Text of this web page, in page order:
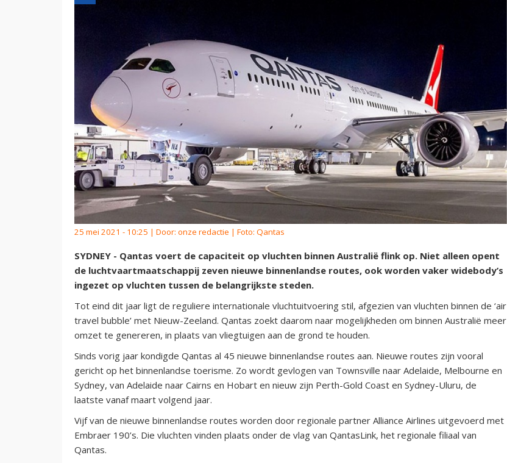
25 mei 2021 - 10:25 | Door: onze redactie | Foto: Qantas
SYDNEY - Qantas voert de capaciteit op vluchten binnen Australië flink op. Niet alleen opent
de luchtvaartmaatschappij zeven nieuwe binnenlandse routes, ook worden vaker widebody’s
ingezet op vluchten tussen de belangrijkste steden.
Tot eind dit jaar ligt de reguliere internationale vluchtuitvoering stil, afgezien van vluchten binnen de ‘air
travel bubble’ met Nieuw-Zeeland. Qantas zoekt daarom naar mogelijkheden om binnen Australië meer
omzet te genereren, in plaats van vliegtuigen aan de grond te houden.
Sinds vorig jaar kondigde Qantas al 45 nieuwe binnenlandse routes aan. Nieuwe routes zijn vooral
gericht op het binnenlandse toerisme. Zo wordt gevlogen van Townsville naar Adelaide, Melbourne en
Sydney, van Adelaide naar Cairns en Hobart en nieuw zijn Perth-Gold Coast en Sydney-Uluru, de
laatste vanaf maart volgend jaar.
Vijf van de nieuwe binnenlandse routes worden door regionale partner Alliance Airlines uitgevoerd met
Embraer 190’s. Die vluchten vinden plaats onder de vlag van QantasLink, het regionale filiaal van
Qantas.